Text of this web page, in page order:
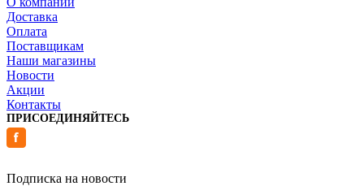
Доставка
Оплата
Поставщикам
Наши магазины
Новости
Акции
Контакты
ПРИСОЕДИНЯЙТЕСЬ
Подписка на новости